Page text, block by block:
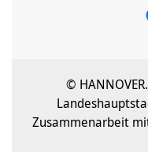
©
Zusammenarbeit